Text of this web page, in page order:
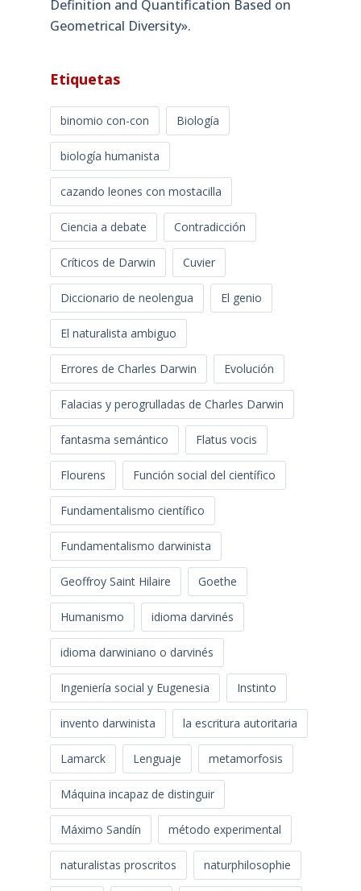
Definition and Quantification Based on
Geometrical Diversity»​.
Etiquetas
binomio con-con Biología
biología humanista
cazando leones con mostacilla
Ciencia a debate Contradicción
Críticos de Darwin Cuvier
Diccionario de neolengua El genio
El naturalista ambiguo
Errores de Charles Darwin Evolución
Falacias y perogrulladas de Charles Darwin
fantasma semántico Flatus vocis
Flourens Función social del científico
Fundamentalismo científico
Fundamentalismo darwinista
Geoffroy Saint Hilaire Goethe
Humanismo idioma darvinés
idioma darwiniano o darvinés
Ingeniería social y Eugenesia Instinto
invento darwinista la escritura autoritaria
Lamarck Lenguaje metamorfosis
Máquina incapaz de distinguir
Máximo Sandín método experimental
naturalistas proscritos naturphilosophie